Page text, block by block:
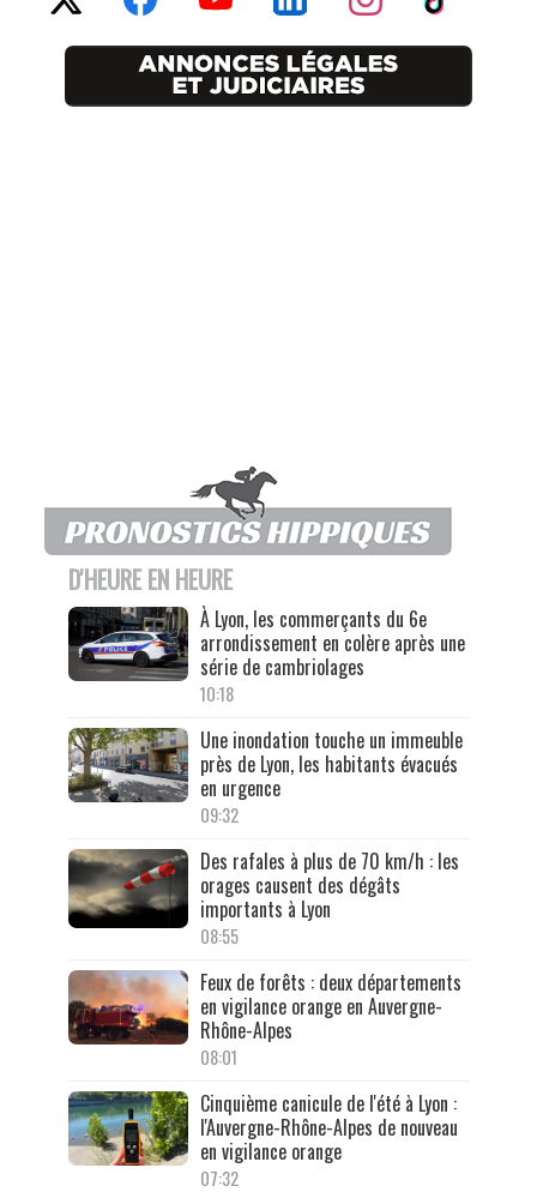
D'HEURE EN HEURE
À Lyon, les commerçants du 6e
arrondissement en colère après une
série de cambriolages
10:18
Une inondation touche un immeuble
près de Lyon, les habitants évacués
en urgence
09:32
Des rafales à plus de 70 km/h : les
orages causent des dégâts
importants à Lyon
08:55
Feux de forêts : deux départements
en vigilance orange en Auvergne-
Rhône-Alpes
08:01
Cinquième canicule de l'été à Lyon :
l'Auvergne-Rhône-Alpes de nouveau
en vigilance orange
07:32